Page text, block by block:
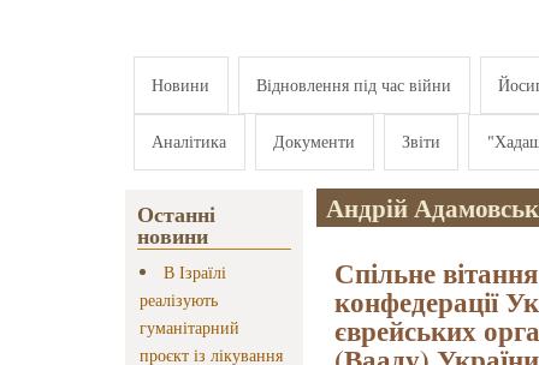
Новини Відновлення під час війни
Аналітика Документи Звіти
Останні
новини
В Ізраїлі
реалізують
гуманітарний
проєкт із лікування
Андрій
Спільне
конфедерації
єврейських